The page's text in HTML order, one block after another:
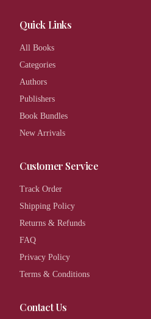
Quick Links
All Books
Categories
Authors
Publishers
Book Bundles
New Arrivals
Customer Service
Track Order
Shipping Policy
Returns & Refunds
FAQ
Privacy Policy
Terms & Conditions
Contact Us